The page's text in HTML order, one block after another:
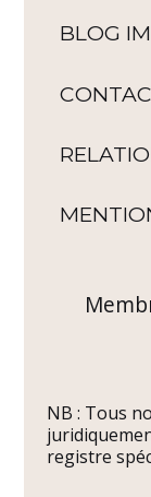
BLOG
NB : Tous
registre